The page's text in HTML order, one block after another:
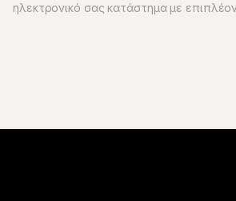
ηλεκτρονικό σας κατάστημα με